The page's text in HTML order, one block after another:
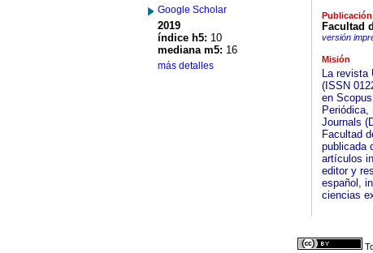
Google Scholar
2019
índice h5: 10
mediana m5: 16
más detalles
Publicación
Facultad
versión
Misión
La revista
(ISSN
en
Journals
Facultad
publicada
artículos
editor y
español,
ciencias